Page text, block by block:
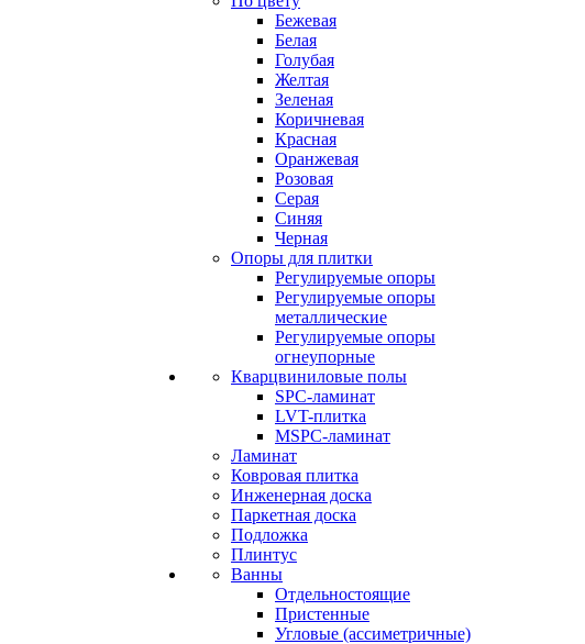
Бежевая
Белая
Голубая
Желтая
Зеленая
Коричневая
Красная
Оранжевая
Розовая
Серая
Синяя
Черная
Опоры для плитки
Регулируемые опоры
Регулируемые опоры
металлические
Регулируемые опоры
огнеупорные
Кварцвиниловые полы
SPC-ламинат
LVT-плитка
MSPC-ламинат
Ламинат
Ковровая плитка
Инженерная доска
Паркетная доска
Подложка
Плинтус
Ванны
Отдельностоящие
Пристенные
Угловые (ассиметричные)